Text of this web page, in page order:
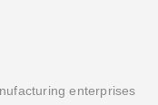
enterprises